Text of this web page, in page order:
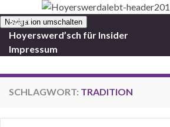
Navigation umschalten
Start
Hoyerswerd’sch für Insider
Impressum
SCHLAGWORT: TRADITION